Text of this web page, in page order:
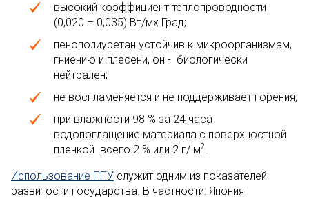
высокий коэффициент теплопроводности
(0,020 – 0,035) Вт/мх Град;
пенополиуретан устойчив к микроорганизмам,
гниению и плесени, он - биологически
нейтрален;
не воспламеняется и не поддерживает горения;
при влажности 98 % за 24 часа
водопоглащение материала с поверхностной
пленкой всего 2 % или 2 г/ м2.
Использование ППУ служит одним из показателей
развитости государства. В частности: Япония